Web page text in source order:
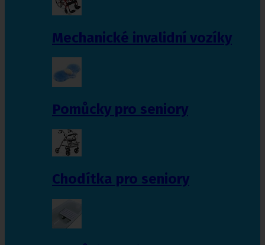
Mechanické invalidní vozíky
Pomůcky pro seniory
Chodítka pro seniory